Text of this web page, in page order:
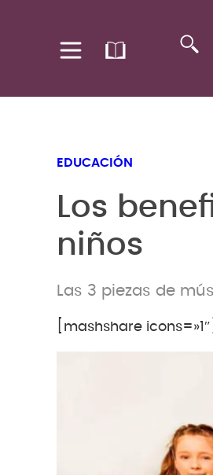
EDUCACIÓN
Los
niños
Las 3 piezas de
[mashshare icons=»1″]